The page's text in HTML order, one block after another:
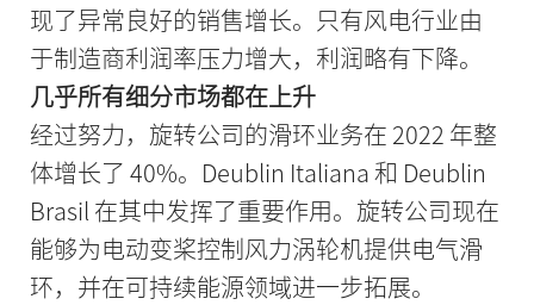
现了异常良好的销售增长。只有风电行业由
于制造商利润率压力增大，利润略有下降。
几乎所有细分市场都在上升
经过努力，旋转公司的滑环业务在 2022 年整
体增长了 40%。Deublin Italiana 和 Deublin
Brasil 在其中发挥了重要作用。旋转公司现在
能够为电动变桨控制风力涡轮机提供电气滑
环，并在可持续能源领域进一步拓展。